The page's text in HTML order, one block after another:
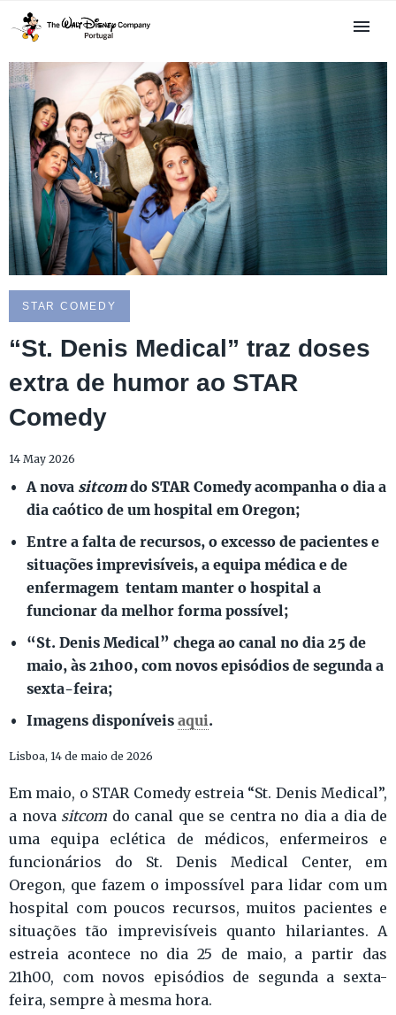
STAR COMEDY
“St. Denis Medical” traz doses
extra de humor ao STAR
Comedy
14 May 2026
A nova sitcomdo STAR Comedy acompanha o dia a
dia caótico de um hospital em Oregon;
Entre a falta de recursos, o excesso de pacientes e
situações imprevisíveis, a equipa médica e de
enfermagem tentam manter o hospital a
funcionar da melhor forma possível;
“St. Denis Medical” chega ao canal no dia 25 de
maio, às 21h00, com novos episódios de segunda a
sexta-feira;
Imagens disponíveisaqui.
Lisboa, 14 de maio de 2026
Em maio, o STAR Comedy estreia “St. Denis Medical”,
a nova sitcom do canal que se centra no dia a dia de
uma equipa eclética de médicos, enfermeiros e
funcionários do St. Denis Medical Center, em
Oregon, que fazem o impossível para lidar com um
hospital com poucos recursos, muitos pacientes e
situações tão imprevisíveis quanto hilariantes. A
estreia acontece no dia 25 de maio, a partir das
21h00, com novos episódios de segunda a sexta-
feira, sempre à mesma hora.